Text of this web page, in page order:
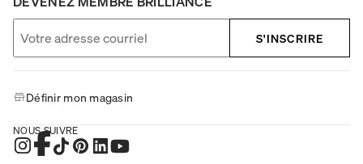
S'INSCRIRE
Définir mon magasin
NOUS SUIVRE